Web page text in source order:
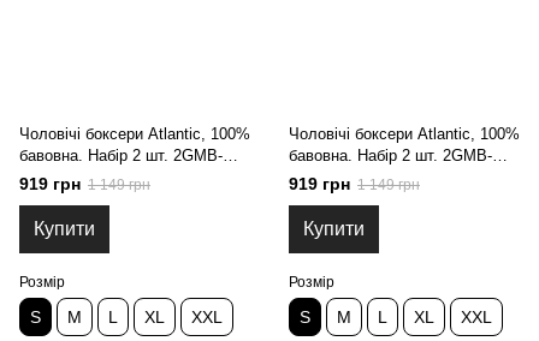
Чоловічі боксери Atlantic, 100%
бавовна. Набір 2 шт. 2GMB-
010_GRA, S
919 грн 1 149 грн
Купити
Розмір
S M L XL XXL
Чоловічі боксери Atlantic, 100%
бавовна. Набір 2 шт. 2GMB-
011_CZA, S
919 грн 1 149 грн
Купити
Розмір
S M L XL XXL